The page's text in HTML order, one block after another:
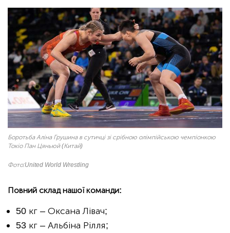
Боротьба Аліна Грушина в сутичці зі срібною олімпійською чемпіонкою
Токіо Пан Цяньюй (Китай)
Фото:United World Wrestling
Повний склад нашої команди:
50 кг – Оксана Лівач;
53 кг – Альбіна Рілля;